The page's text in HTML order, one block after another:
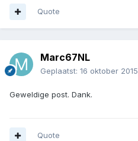
Quote
Marc67NL
Geplaatst: 16 oktober 2015
Geweldige post. Dank.
Quote